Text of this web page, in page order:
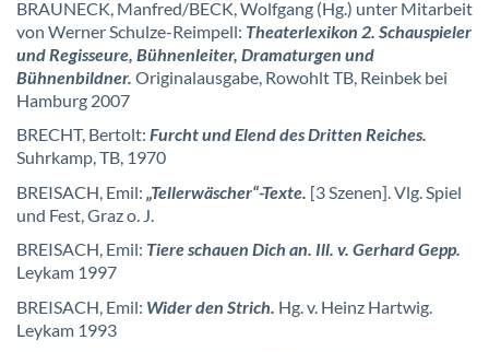
BRAUNECK, Manfred/BECK, Wolfgang (Hg.) unter Mitarbeit
von Werner Schulze-Reimpell: Theaterlexikon 2. Schauspieler
und Regisseure, Bühnenleiter, Dramaturgen und
Bühnenbildner. Originalausgabe, Rowohlt TB, Reinbek bei
Hamburg 2007
BRECHT, Bertolt: Furcht und Elend des Dritten Reiches.
Suhrkamp, TB, 1970
BREISACH, Emil: „Tellerwäscher“-Texte. [3 Szenen]. Vlg. Spiel
und Fest, Graz o. J.
BREISACH, Emil: Tiere schauen Dich an. Ill. v. Gerhard Gepp.
Leykam 1997
BREISACH, Emil: Wider den Strich. Hg. v. Heinz Hartwig.
Leykam 1993